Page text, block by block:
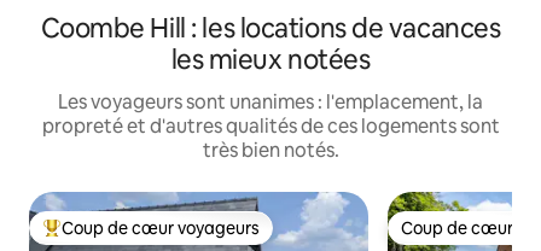
Coombe Hill : les locations de vacances
les mieux notées
Les voyageurs sont unanimes : l'emplacement, la
propreté et d'autres qualités de ces logements sont
très bien notés.
Coup de cœur voyageurs parmi les plus aimés
Coup de cœur voyageurs Coup de cœur
Coup de cœur